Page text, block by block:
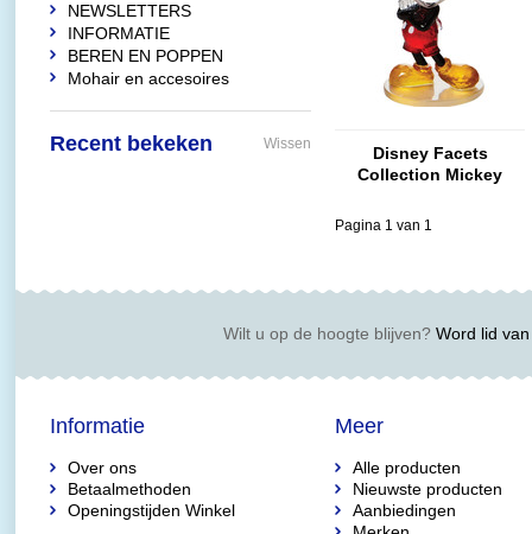
Disney Facets
Collection Mickey
Pagina 1 van 1
NEWSLETTERS
INFORMATIE
BEREN EN POPPEN
Mohair en accesoires
Recent bekeken Wissen
Wilt u op de hoogte blijven?Word lid van
Informatie
Over ons
Betaalmethoden
Openingstijden Winkel
Meer
Alle producten
Nieuwste producten
Aanbiedingen